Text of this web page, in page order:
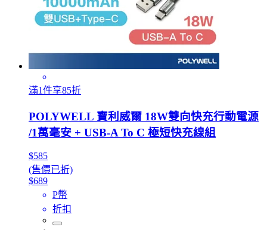
滿1件享85折
POLYWELL 寶利威爾 18W雙向快充行動電源
/1萬毫安 + USB-A To C 極短快充線組
$585
(售價已折)
$689
P幣
折扣